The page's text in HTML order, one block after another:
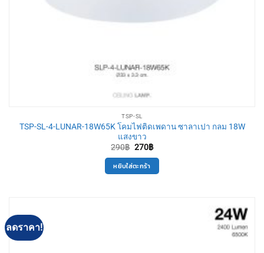
TSP-SL
TSP-SL-4-LUNAR-18W65K โคมไฟติดเพดาน ซาลาเปา กลม 18W
แสงขาว
290฿ Original
was:
290฿.
270฿Current
is:
270฿.
หยิบใส่ตะกร้า
ลดราคา!